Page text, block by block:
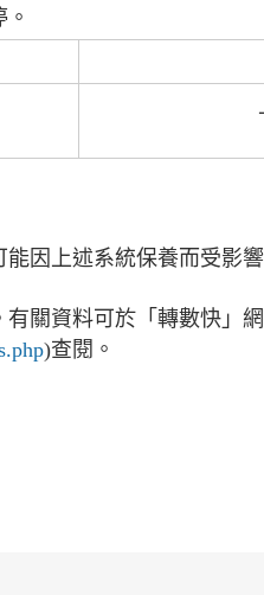
因上述系統保養而受影
關資料可於「轉數快」
)查閱。